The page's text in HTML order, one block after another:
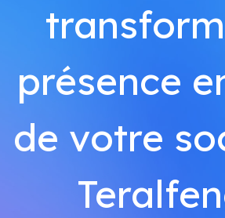
présence
de votre